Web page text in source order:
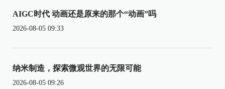
AIGC时代 动画还是原来的那个“动画”吗
2026-08-05 09:33
纳米制造，探索微观世界的无限可能
2026-08-05 09:26